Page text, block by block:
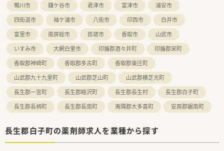
鴨川市
鎌ケ谷市 君津市 富津市
浦安市
四街道市
袖ケ浦市 八街市 印西市
白井市
富里市
南房総市 匝瑳市 香取市
山武市
いすみ市
大網白里市 印旛郡酒々井町
印旛郡栄町
香取郡神崎町
香取郡多古町
香取郡東庄町
山武郡九十九里町
山武郡芝山町
山武郡横芝光町
長生郡一宮町
長生郡睦沢町 長生郡長生村
長生郡白子町
長生郡長柄町
長生郡長南町 夷隅郡大多喜町 安房郡鋸南町
長生郡白子町の薬剤師求人を業種から探す